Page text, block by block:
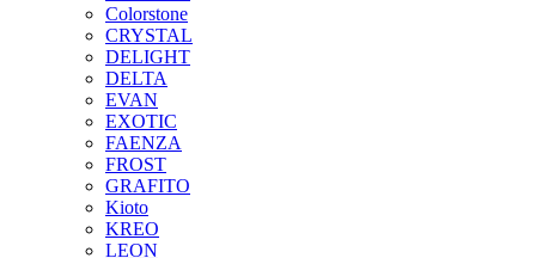
Colorstone
CRYSTAL
DELIGHT
DELTA
EVAN
EXOTIC
FAENZA
FROST
GRAFITO
Kioto
KREO
LEON